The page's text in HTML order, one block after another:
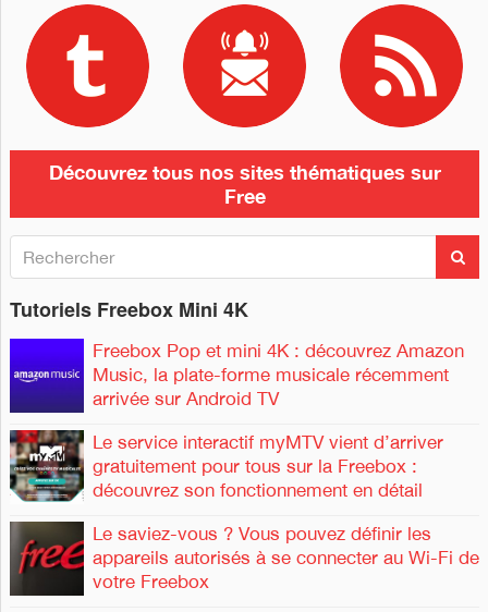
Découvrez tous nos sites thématiques sur
Free
h
e
r
c
h
e
r
Tutoriels Freebox Mini 4K
Freebox Pop et mini 4K : découvrez Amazon
Music, la plate-forme musicale récemment
arrivée sur Android TV
Le service interactif myMTV vient d’arriver
gratuitement pour tous sur la Freebox :
découvrez son fonctionnement en détail
Le saviez-vous ? Vous pouvez définir les
appareils autorisés à se connecter au Wi-Fi de
votre Freebox